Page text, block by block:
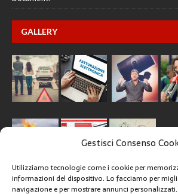
Gestisci Consenso
Utilizziamo tecnologie come i cookie per
informazioni del dispositivo. Lo facciamo per
navigazione e per mostrare annunci
GALLERY